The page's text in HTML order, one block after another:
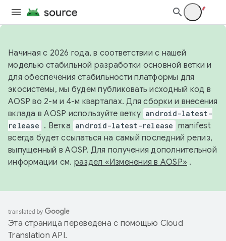
Начиная с 2026 года, в соответствии с нашей
моделью стабильной разработки основной ветки и
для обеспечения стабильности платформы для
экосистемы, мы будем публиковать исходный код в
AOSP во 2-м и 4-м кварталах. Для сборки и внесения
вклада в AOSP используйте ветку android-latest-
release . Ветка android-latest-release manifest
всегда будет ссылаться на самый последний релиз,
выпущенный в AOSP. Для получения дополнительной
информации см. раздел «Изменения в AOSP» .
Эта страница переведена с помощью Cloud
Translation API.